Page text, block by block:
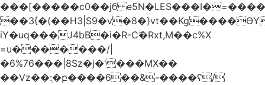
���[�����c0��jб
iY�uq���J4bB�i�R-Cۖ�Rxt,M��c%X
=u�������/|
�6%76���|8Sz�j�'���MX��
��Vz��ٖ:�բ����6��&-����ʕ/